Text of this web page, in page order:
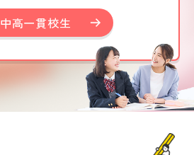
中高一貫校生